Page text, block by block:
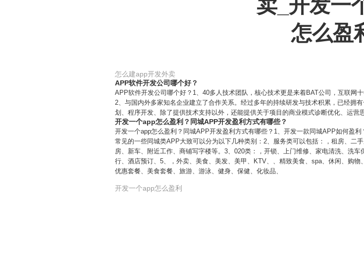
卖_开发一
怎么盈
怎么建app开发外卖
APP软件开发公司哪个好？
APP软件开发公司哪个好？1、40多人技术团队，核心技术更是来着BAT公司，互联网
2、与国内外多家知名企业建立了合作关系。经过多年的持续研发与技术积累，已经拥
划、程序开发、除了提供技术支持以外，还能提供关于项目的商业模式诊断优化、运营
开发一个app怎么盈利？同城APP开发盈利方式有哪些？
开发一个app怎么盈利？同城APP开发盈利方式有哪些？1、开发一款同城APP如何盈
常见的一些同城类APP大致可以分为以下几种类别：2、服务类可以包括：，租房、二
房、新车、附近工作、商铺写字楼等。3、020类：，开锁、上门维修、家电清洗、洗
行、酒店预订、5、，外卖、美食、美发、美甲、KTV、、精致美食、spa、休闲、购物
优惠套餐、美食套餐、旅游、游泳、健身、保健、化妆品、
开发一个app怎么盈利